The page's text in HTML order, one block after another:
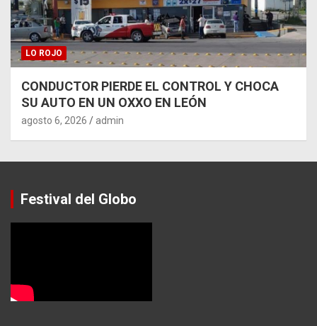
LO ROJO
CONDUCTOR PIERDE EL CONTROL Y CHOCA
SU AUTO EN UN OXXO EN LEÓN
agosto 6, 2026 admin
Festival del Globo